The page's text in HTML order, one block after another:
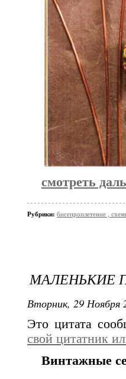
смотреть
Рубрики: бисепроплетение ,
МАЛЕНЬКИЕ
Вторник, 29 Ноября
Это цитата
свой цитатник
Винтажные